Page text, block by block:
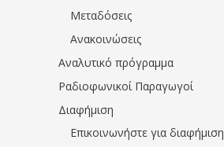
Μεταδόσεις
Ανακοινώσεις
Αναλυτικό πρόγραμμα
Ραδιοφωνικοί Παραγωγοί
Διαφήμιση
Επικοινωνήστε για διαφήμιση